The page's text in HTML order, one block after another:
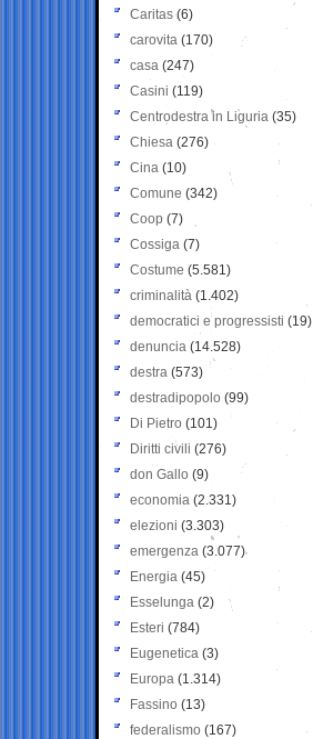
Caritas (6)
carovita (170)
casa (247)
Casini (119)
Centrodestra in Liguria (35)
Chiesa (276)
Cina (10)
Comune (342)
Coop (7)
Cossiga (7)
Costume (5.581)
criminalità (1.402)
democratici e progressisti (19)
denuncia (14.528)
destra (573)
destradipopolo (99)
Di Pietro (101)
Diritti civili (276)
don Gallo (9)
economia (2.331)
elezioni (3.303)
emergenza (3.077)
Energia (45)
Esselunga (2)
Esteri (784)
Eugenetica (3)
Europa (1.314)
Fassino (13)
federalismo (167)